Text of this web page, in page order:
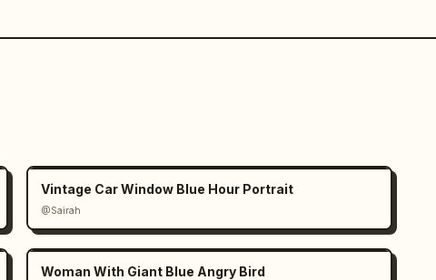
Vintage Car Window Blue Hour Portrait
@Sairah
Woman With Giant Blue Angry Bird